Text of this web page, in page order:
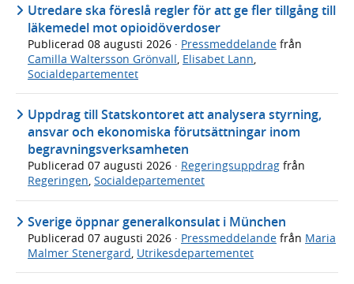
Utredare ska föreslå regler för att ge fler tillgång till
läkemedel mot opioidöverdoser
Publicerad 08 augusti 2026 · Pressmeddelande från
Camilla Waltersson Grönvall Elisabet Lann
Socialdepartementet
Uppdrag till Statskontoret att analysera styrning,
ansvar och ekonomiska förutsättningar inom
begravningsverksamheten
Publicerad 07 augusti 2026 · Regeringsuppdrag från
Regeringen, Socialdepartementet
Sverige öppnar generalkonsulat i München
Publicerad 07 augusti 2026 · Pressmeddelande från Maria
Malmer Stenergard, Utrikesdepartementet